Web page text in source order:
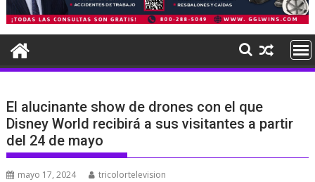
El alucinante show de drones con el que
Disney World recibirá a sus visitantes a partir
del 24 de mayo
mayo 17, 2024 tricolortelevision